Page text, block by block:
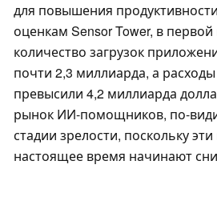
для повышения
оценкам Sensor Tower, в
количество загрузок
почти 2,3 миллиарда, а
превысили 4,2 миллиарда
рынок ИИ-помощников, по-
стадии зрелости, поскольку
настоящее время начинают